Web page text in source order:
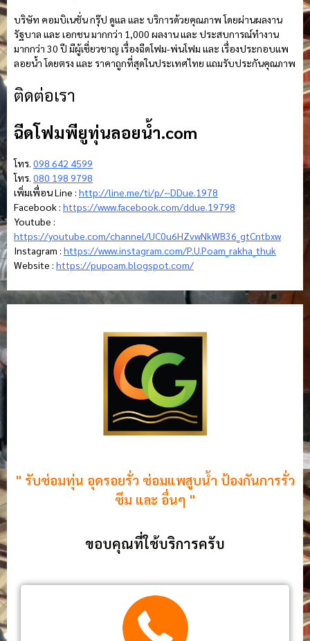
บริษัท คอมบิเนชั่น กรุ๊ป ดูแล และ บริการด้วยคุณภาพ โดยผ่านผลงาน
รัฐบาล และ เอกชน มากกว่า 1,000 ผลงาน และ ประสบการณ์ทำงาน
มากกว่า 30 ปี มีผู้เชี่ยวชาญ เรื่องฉีดโฟม-พ่นโฟม และ เรื่องประกอบแพ
ลอยน้ำ โดยตรง และ ราคาถูกที่สุดในประเทศไทย แถมรับประกันคุณภาพ
ติดต่อเรา
ฉีดโฟมพียูทุ่นลอยน้ํา.com
โทร. 098 642 4599
โทร. 080 198 9798
เพิ่มเพื่อน Line : http://line.me/ti/p/~DDue.1978
Facebook : https://www.facebook.com/ddue.19798
Youtube :
https://youtube.com/channel/UC0u6HZvwNkWB36_gtCntbxw
Instagram : https://www.instagram.com/P.U.Poam_rakha_thuk
Website : https://pupoam.blogspot.com/
" รับซ่อมทุ่น อุดรอยรั่ว ซ่อมแพสูบน้ำ ป้องกันการรั่ว
ซึม และ อื่นๆ "
ขอบคุณที่ใช้บริการครับ